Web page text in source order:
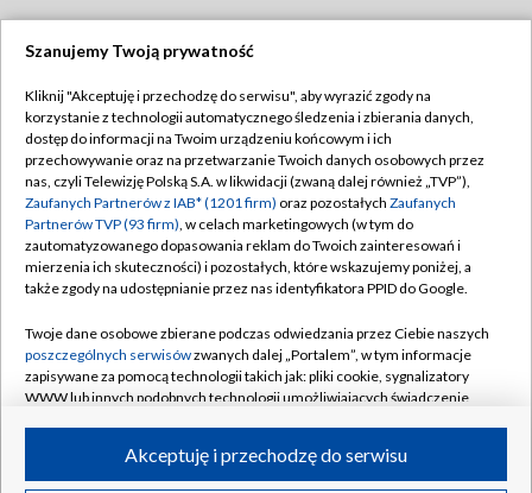
TVP
Abonament TVP
Emisja w TVP
Centrum informacji TVP
Naziemna Telewizja Cyfrowa
Rada Programowa
System NOS
Informacje o nadawcy
Program dla prasy
Regulamin TVP
Polityka prywatności
Moje zgody
Pomoc
Kontakt
Kanały
Szanujemy Twoją prywatność
Kliknij "Akceptuję i przechodzę do serwisu", aby wyrazić zgody na
korzystanie z technologii automatycznego śledzenia i zbierania danych,
dostęp do informacji na Twoim urządzeniu końcowym i ich
przechowywanie oraz na przetwarzanie Twoich danych osobowych przez
nas, czyli Telewizję Polską S.A. w likwidacji (zwaną dalej również „TVP”),
Zaufanych Partnerów z IAB* (1201 firm) oraz pozostałych Zaufanych
Partnerów TVP (93 firm), w celach marketingowych (w tym do
zautomatyzowanego dopasowania reklam do Twoich zainteresowań i
mierzenia ich skuteczności) i pozostałych, które wskazujemy poniżej, a
także zgody na udostępnianie przez nas identyfikatora PPID do Google.
Twoje dane osobowe zbierane podczas odwiedzania przez Ciebie naszych
poszczególnych serwisówzwanych dalej „Portalem”, w tym informacje
zapisywane za pomocą technologii takich jak: pliki cookie, sygnalizatory
WWW lub innych podobnych technologii umożliwiających świadczenie
ruchu w Internecie.Akceptuję i przechodzę do serwisu